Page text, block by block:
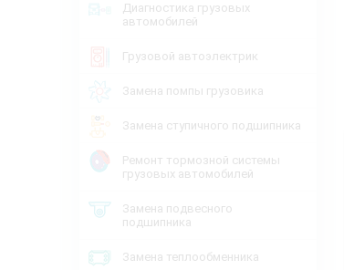
Диагностика грузовых
автомобилей
Грузовой автоэлектрик
Замена помпы грузовика
Замена ступичного подшипника
Ремонт тормозной системы
грузовых автомобилей
Замена подвесного
подшипника
Замена теплообменника